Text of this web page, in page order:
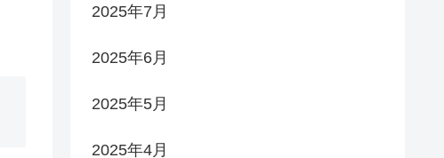
2025年7月
2025年6月
2025年5月
2025年4月